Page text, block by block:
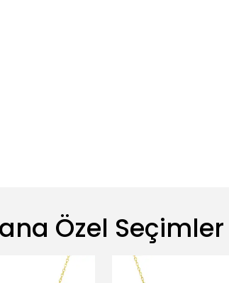
Özel Seçimler